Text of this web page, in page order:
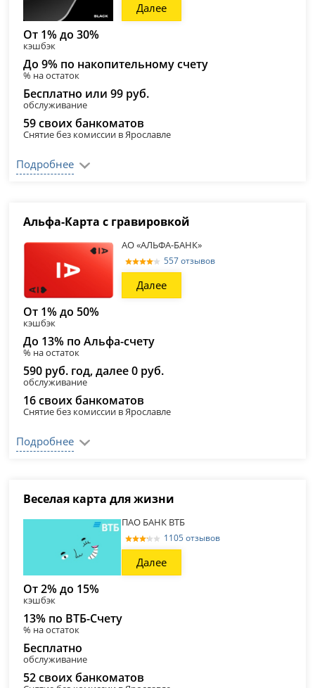
Далее
От 1% до 30%
кэшбэк
До 9% по накопительному счету
% на остаток
Бесплатно или 99 руб.
обслуживание
59 своих банкоматов
Снятие без комиссии в Ярославле
Подробнее
Альфа-Карта с гравировкой
АО «АЛЬФА-БАНК»
557 отзывов
Далее
От 1% до 50%
кэшбэк
До 13% по Альфа-счету
% на остаток
590 руб. год, далее 0 руб.
обслуживание
16 своих банкоматов
Снятие без комиссии в Ярославле
Подробнее
Веселая карта для жизни
ПАО БАНК ВТБ
1105 отзывов
Далее
От 2% до 15%
кэшбэк
13% по ВТБ-Счету
% на остаток
Бесплатно
обслуживание
52 своих банкоматов